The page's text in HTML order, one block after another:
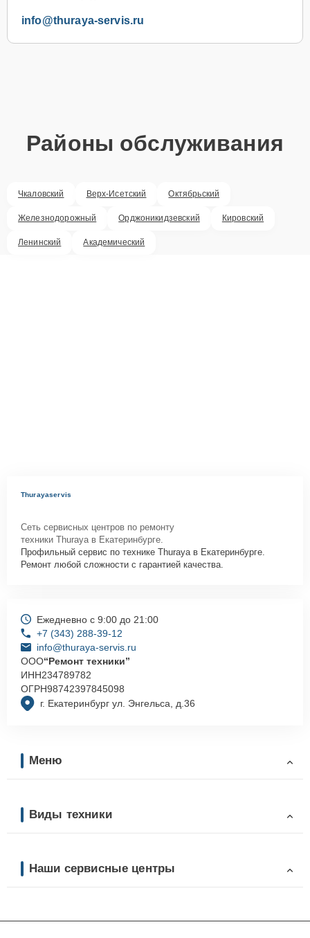
info@thuraya-servis.ru
Районы обслуживания
Чкаловский Верх-Исетский Октябрьский
Железнодорожный Орджоникидзевский Кировский
Ленинский Академический
Thurayaservis
Сеть сервисных центров по ремонту
техники Thuraya в Екатеринбурге.
Профильный сервис по технике Thuraya в Екатеринбурге.
Ремонт любой сложности с гарантией качества.
г. Екатеринбург ул. Энгельса, д.36
Ежедневно с 9:00 до 21:00
+7 (343) 288-39-12
info@thuraya-servis.ru
ООО“Ремонт техники”
ИНН234789782
ОГРН98742397845098
Меню
Виды техники
Наши сервисные центры